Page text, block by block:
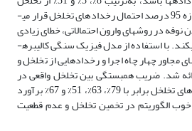
واقعی در محل چاه، خارج از بازه 95 درصد احتمال رخدادهای تخلخل قرار می­
نوفه در روش­های وارون احتمالاتی، خطای زیادی
را در رخدادهای مدل وارد می­کند. با استفاده از مدل فیزیک سنگی کالیبره­
مجاور چهار چاه اجرا و رخدادهایی از تخلخل و
شد. ضریب همبستگی بین تخلخل واقعی در
محل چاه­ها و میانگین رخدادهای تخلخل برابر با 79%، 63%، 51% و 67% برآورد
الگوریتم در تخمین تخلخل و عدم قطعیت